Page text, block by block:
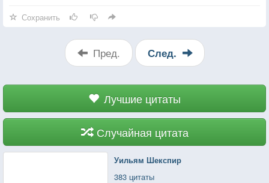
Сохранить
Пред. След.
Лучшие цитаты
Случайная цитата
Уильям Шекспир
383 цитаты